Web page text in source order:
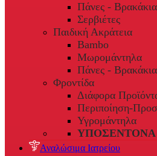
Πάνες -
Σερβιέτες
Παιδική Ακράτεια
Bambo
Μωρομάντηλα
Πάνες -
Φροντίδα
Διάφορα
Περιποίηση-
Υγρομάντηλα
ΥΠΟΣΕΝΤΟΝΑ
Αναλώσιμα Ιατρείου